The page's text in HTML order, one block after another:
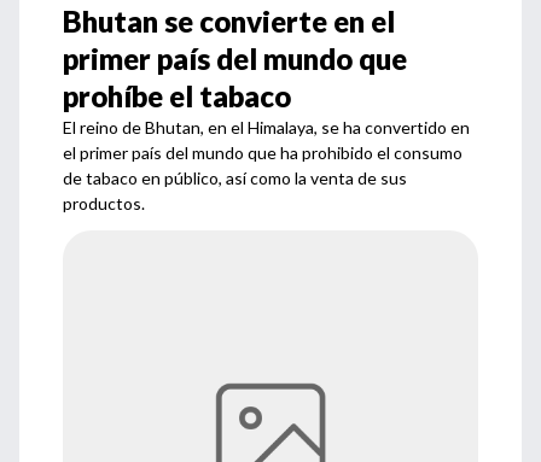
Bhutan se convierte en el
primer país del mundo que
prohíbe el tabaco
El reino de Bhutan, en el Himalaya, se ha convertido en
el primer país del mundo que ha prohibido el consumo
de tabaco en público, así como la venta de sus
productos.